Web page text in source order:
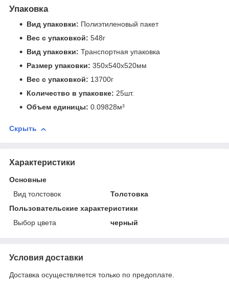
Упаковка
Вид упаковки: Полиэтиленовый пакет
Вес с упаковкой: 548г
Вид упаковки: Транспортная упаковка
Размер упаковки: 350x540x520мм
Вес с упаковкой: 13700г
Количество в упаковке: 25шт.
Объем единицы: 0.09828м³
Скрыть
Характеристики
Основные
Вид толстовок
Толстовка
Пользовательские характеристики
Выбор цвета
черный
Условия доставки
Доставка осуществляется только по предоплате.